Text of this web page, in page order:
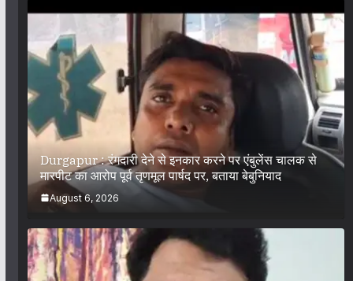
Durgapur : रंगदारी देने से इनकार करने पर एंबुलेंस चालक से
मारपीट का आरोप पूर्व तृणमूल पार्षद पर, बताया बेबुनियाद
August 6, 2026